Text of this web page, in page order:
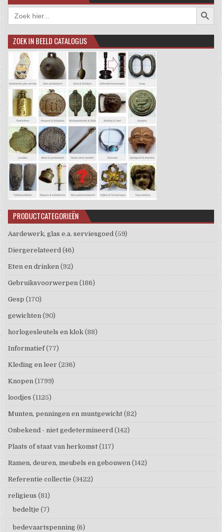
Zoek
naar:
ZOEK IN BEELD CATALOGUS
PRODUCTCATEGORIEËN
Aardewerk, glas e.a. serviesgoed (59)
Diergerelateerd (46)
Eten en drinken (92)
Gebruiksvoorwerpen (186)
Gesp (170)
gewichten (90)
horlogesleutels en klok (88)
Informatief (77)
Kleding en leer (236)
Knopen (1799)
loodjes (1125)
Munten, penningen en muntgewicht (82)
Onbekend - niet gedetermineerd (142)
Plaats of staat van herkomst (117)
Ramen, deuren, meubels en gebouwen (142)
Referentie collectie (3422)
religieus (81)
bedeltje (7)
bedevaartspenning (6)